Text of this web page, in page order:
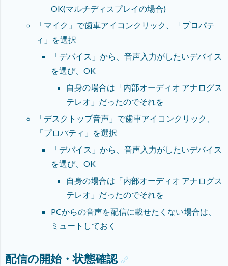
OK(マルチディスプレイの場合)
「マイク」で歯車アイコンクリック、「プロパテ
ィ」を選択
「デバイス」から、音声入力がしたいデバイス
を選び、OK
自身の場合は「内部オーディオ アナログス
テレオ」だったのでそれを
「デスクトップ音声」で歯車アイコンクリック、
「プロパティ」を選択
「デバイス」から、音声入力がしたいデバイス
を選び、OK
自身の場合は「内部オーディオ アナログス
テレオ」だったのでそれを
PCからの音声を配信に載せたくない場合は、
ミュートしておく
配信の開始・状態確認